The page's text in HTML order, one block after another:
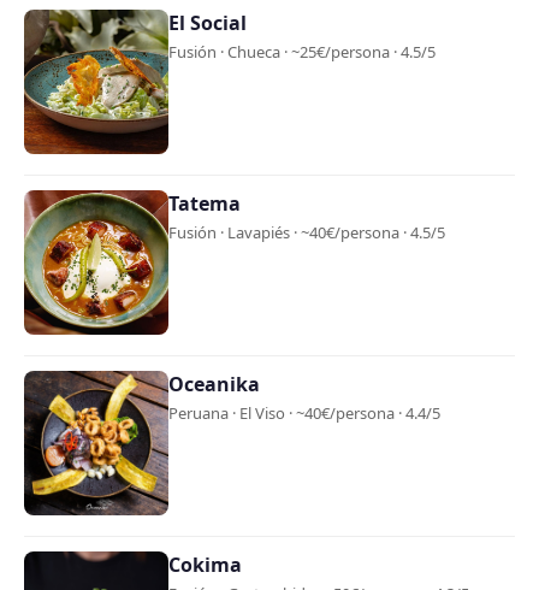
El Social
Fusión · Chueca · ~25€/persona · 4.5/5
Tatema
Fusión · Lavapiés · ~40€/persona · 4.5/5
Oceanika
Peruana · El Viso · ~40€/persona · 4.4/5
Cokima